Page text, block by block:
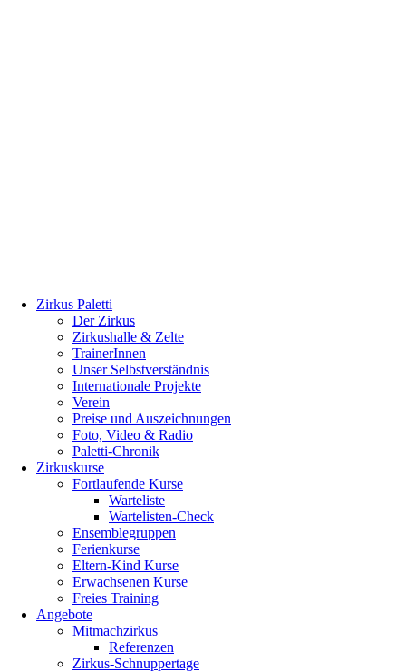
Zirkus Paletti
Der Zirkus
Zirkushalle & Zelte
TrainerInnen
Unser Selbstverständnis
Internationale Projekte
Verein
Preise und Auszeichnungen
Foto, Video & Radio
Paletti-Chronik
Zirkuskurse
Fortlaufende Kurse
Warteliste
Wartelisten-Check
Ensemblegruppen
Ferienkurse
Eltern-Kind Kurse
Erwachsenen Kurse
Freies Training
Angebote
Mitmachzirkus
Referenzen
Zirkus-Schnuppertage